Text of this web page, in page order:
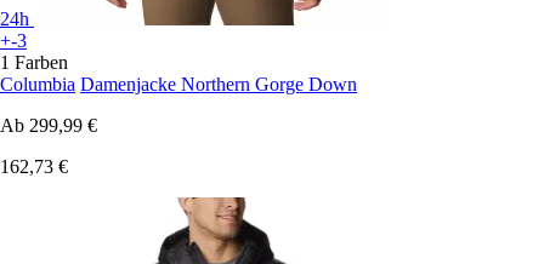
24h
+-3
1 Farben
Columbia Damenjacke Northern Gorge Down
Ab 299,99 €
162,73 €